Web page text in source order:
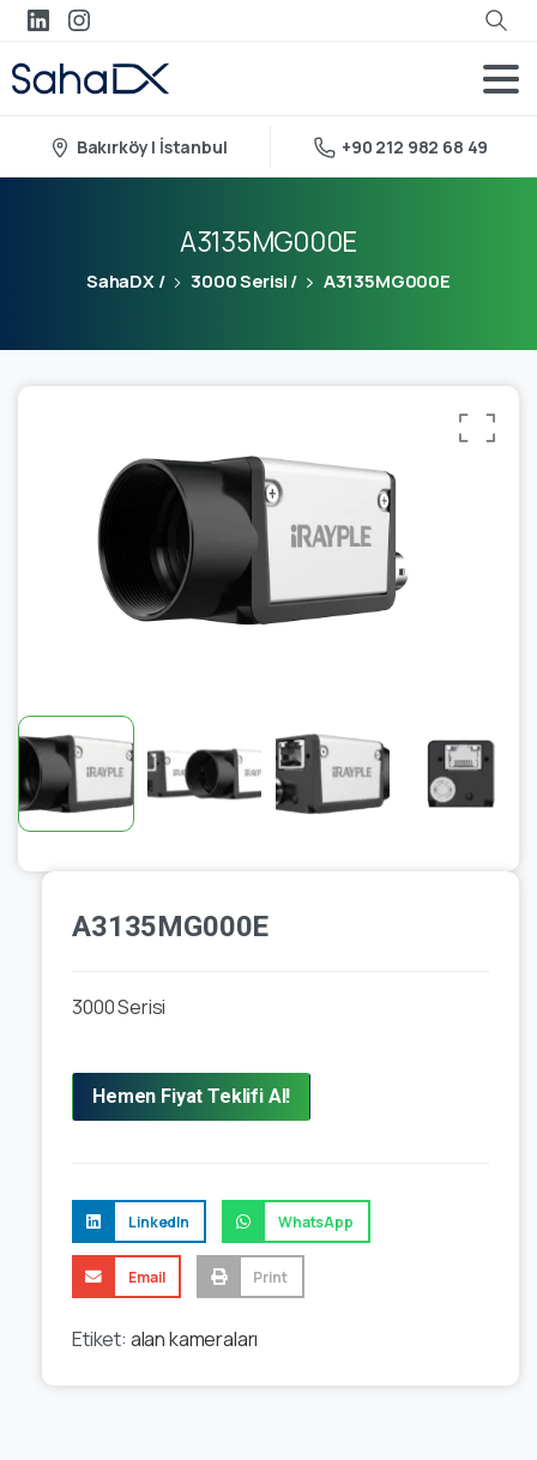
Bakırköy | İstanbul +90 212 982 68 49
A3135MG000E
SahaDX / 3000 Serisi / A3135MG000E
A3135MG000E
3000 Serisi
Hemen Fiyat Teklifi Al!
LinkedIn WhatsApp
Email Print
Etiket: alan kameraları